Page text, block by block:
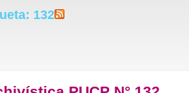
132